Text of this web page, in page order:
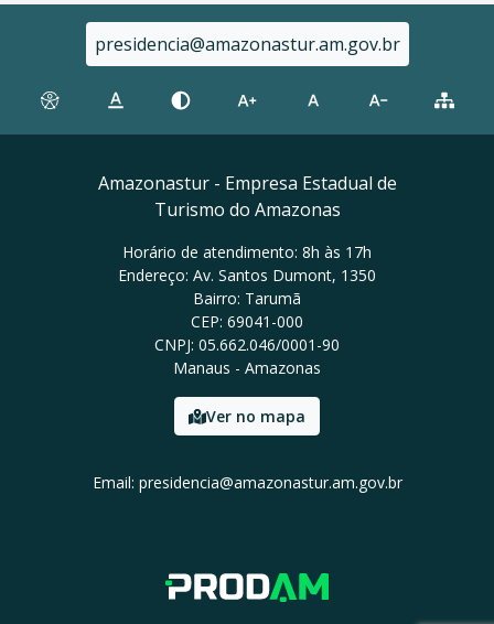
presidencia@amazonastur.am.gov.br
Amazonastur - Empresa Estadual de
Turismo do Amazonas
Horário de atendimento: 8h às 17h
Endereço: Av. Santos Dumont, 1350
Bairro: Tarumã
CEP: 69041-000
CNPJ: 05.662.046/0001-90
Manaus - Amazonas
Ver no mapa
Email: presidencia@amazonastur.am.gov.br